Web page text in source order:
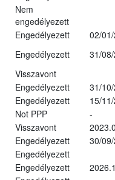
Nem
engedélyezett
Engedélyezett
02/
Engedélyezett
31/
Visszavont
Engedélyezett
31/
Engedélyezett
15/
Not PPP
-
Visszavont
Engedélyezett
30/
Engedélyezett
Engedélyezett